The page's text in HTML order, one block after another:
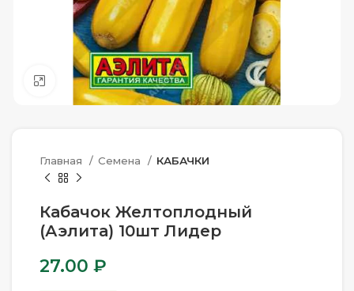
Нажмите, чтобы увеличить
Главная Семена КАБАЧКИ
Кабачок Желтоплодный
(Аэлита) 10шт Лидер
27.00 ₽